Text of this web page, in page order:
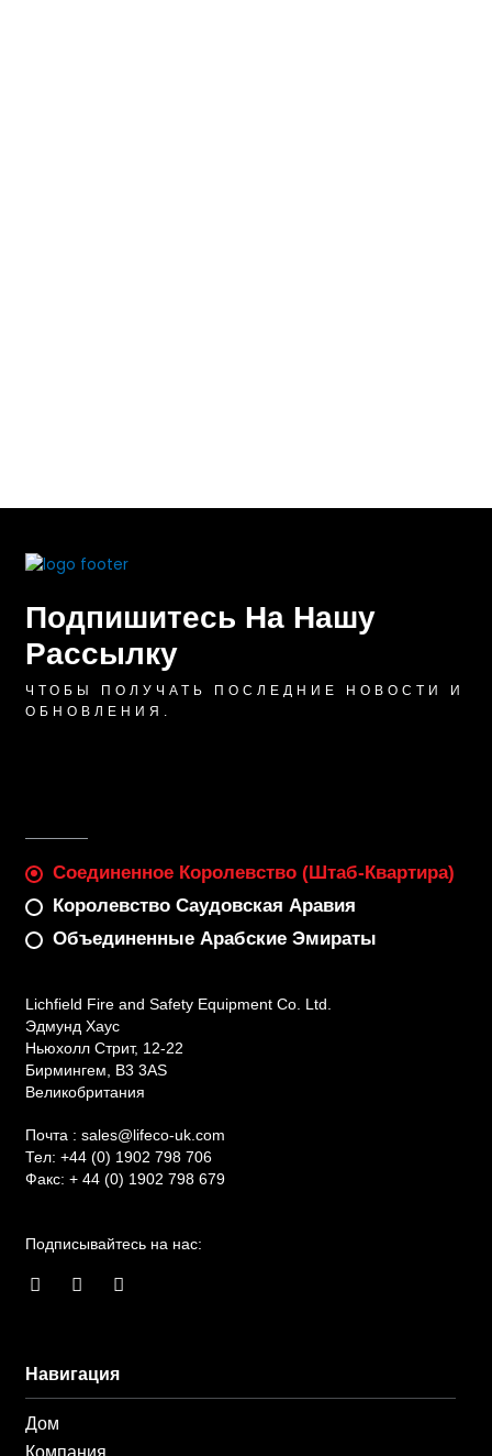
Подпишитесь На Нашу
Рассылку
ЧТОБЫ ПОЛУЧАТЬ ПОСЛЕДНИЕ НОВОСТИ И
ОБНОВЛЕНИЯ.
Соединенное Королевство (штаб-Квартира)
Королевство Саудовская Аравия
Объединенные Арабские Эмираты
Lichfield Fire and Safety Equipment Co. Ltd.
Эдмунд Хаус
Ньюхолл Стрит, 12-22
Бирмингем, B3 3AS
Великобритания
Почта :sales@lifeco-uk.com
Тел: +44 (0) 1902 798 706
Факс:+ 44 (0) 1902 798 679
Подписывайтесь на нас:
F
o
o
k
-
И
г
р
L
d
i
Навигация
Дом
Компания